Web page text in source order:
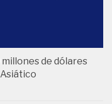
de dólares